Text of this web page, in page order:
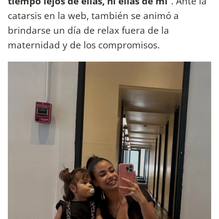
catarsis en la web, también se animó a
brindarse un día de relax fuera de la
maternidad y de los compromisos.